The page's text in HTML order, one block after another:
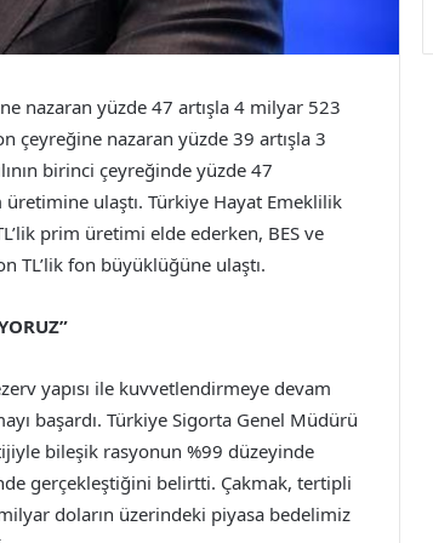
nazaran yüzde 47 artışla 4 milyar 523
çeyreğine nazaran yüzde 39 artışla 3
birinci çeyreğinde yüzde 47
ulaştı. Türkiye Hayat Emeklilik
prim üretimi elde ederken, BES ve
TL’lik fon büyüklüğüne ulaştı.
yapısı ile kuvvetlendirmeye devam
başardı. Türkiye Sigorta Genel Müdürü
bileşik rasyonun %99 düzeyinde
gerçekleştiğini belirtti. Çakmak, tertipli
doların üzerindeki piyasa bedelimiz